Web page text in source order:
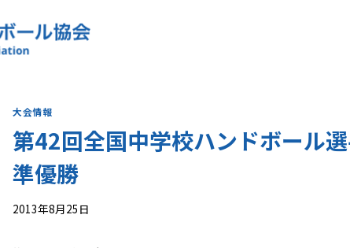
大会情報
第42回全国中学校ハンドボール
準優勝
2013年8月25日